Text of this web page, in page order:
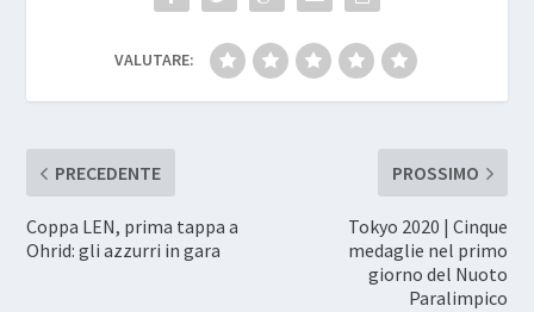
VALUTARE:
PRECEDENTE
Coppa LEN, prima tappa a
Ohrid: gli azzurri in gara
PROSSIMO
Tokyo 2020 | Cinque
medaglie nel primo
giorno del Nuoto
Paralimpico